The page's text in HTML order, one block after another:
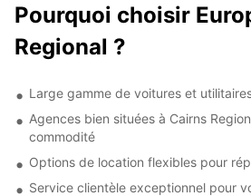
Pourquoi choisir
Regional ?
Large gamme de voitures et
Agences bien situées à Cairns
commodité
Options de location flexibles pour
Service clientèle exceptionnel pour